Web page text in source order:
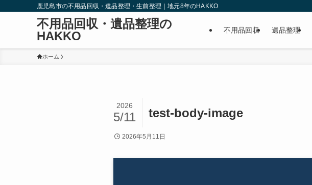
鹿児島市の不用品回収・遺品整理・生前整理｜地元8年のHAKKO
不用品回収・遺品整理の
HAKKO
不用品回収 遺品整理
ホーム
test-body-image
2026
5/11
2026年5月11日